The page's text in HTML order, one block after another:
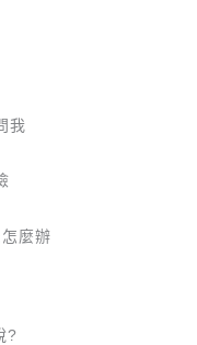
我
麼辦
?